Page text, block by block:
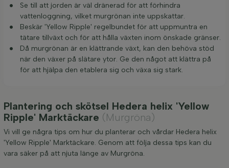
Se till att jorden är väl dränerad för att förhindra
vattenloggning, vilket murgrönan inte uppskattar.
Beskär 'Yellow Ripple' regelbundet för att uppmuntra en
tätare tillväxt och för att hålla växten inom önskade gränser.
Då murgrönan är en klättrande växt, kan den behöva stöd
när den växer på slätare ytor. Ge den något att klättra på
för att hjälpa den etablera sig och växa sig stark.
Plantering och skötsel Hedera helix 'Yellow
Ripple' Marktäckare (Murgröna)
Vi vill ge några tips om hur du planterar och vårdar Hedera helix
'Yellow Ripple' Marktäckare. Genom att följa dessa tips kan du
vara säker på att njuta länge av Murgröna.